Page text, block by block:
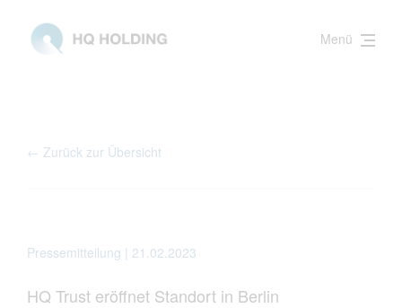
Menü
← Zurück zur Übersicht
Pressemitteilung | 21.02.2023
HQ Trust eröffnet Standort in Berlin